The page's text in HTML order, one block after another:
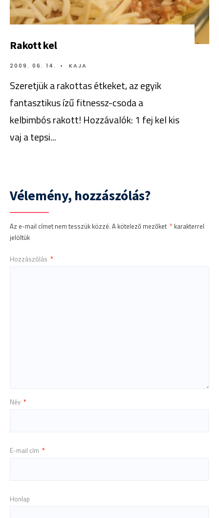
Rakott kel
2009. 06. 14. • KAJA
Szeretjük a rakottas étkeket, az egyik
fantasztikus ízű fitnessz-csoda a
kelbimbós rakott! Hozzávalók: 1 fej kel kis
vaj a tepsi...
Vélemény, hozzászólás?
Az e-mail címet nem tesszük közzé. A kötelező mezőket * karakterrel
jelöltük
Hozzászólás *
Név *
E-mail cím *
Honlap